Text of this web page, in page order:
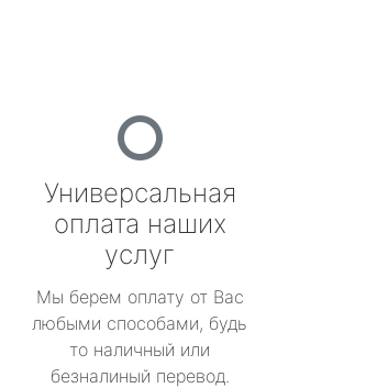
Универсальная
оплата наших
услуг
Мы берем оплату от Вас
любыми способами, будь
то наличный или
безналиный перевод.